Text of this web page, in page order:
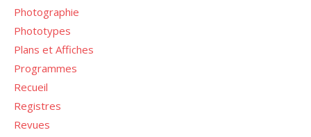
Photographie
Phototypes
Plans et Affiches
Programmes
Recueil
Registres
Revues